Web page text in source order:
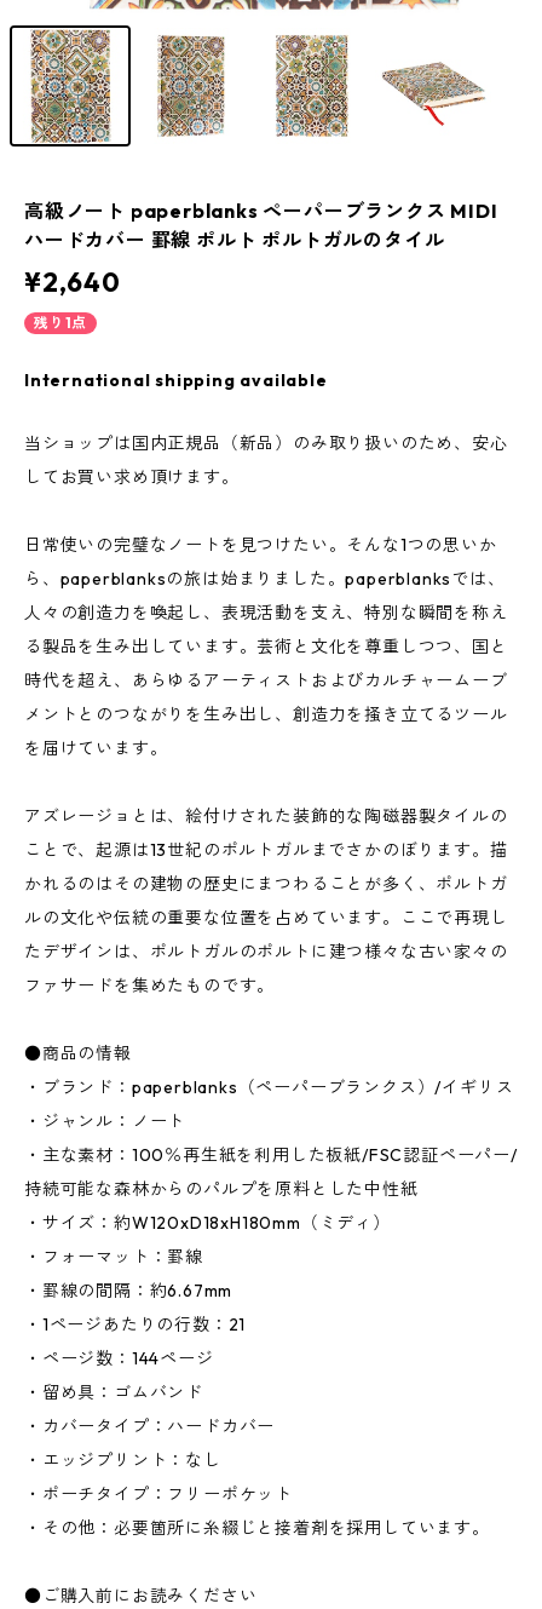
高級ノート paperblanks ペーパーブランクス MIDI
ハードカバー 罫線 ポルト ポルトガルのタイル
¥2,640
残り1点
International shipping available
当ショップは国内正規品（新品）のみ取り扱いのため、安心
してお買い求め頂けます。
日常使いの完璧なノートを見つけたい。そんな1つの思いか
ら、paperblanksの旅は始まりました。paperblanksでは、
人々の創造力を喚起し、表現活動を支え、特別な瞬間を称え
る製品を生み出しています。芸術と文化を尊重しつつ、国と
時代を超え、あらゆるアーティストおよびカルチャームーブ
メントとのつながりを生み出し、創造力を掻き立てるツール
を届けています。
アズレージョとは、絵付けされた装飾的な陶磁器製タイルの
ことで、起源は13世紀のポルトガルまでさかのぼります。描
かれるのはその建物の歴史にまつわることが多く、ポルトガ
ルの文化や伝統の重要な位置を占めています。ここで再現し
たデザインは、ポルトガルのポルトに建つ様々な古い家々の
ファサードを集めたものです。
●商品の情報
・ブランド：paperblanks（ペーパーブランクス）/イギリス
・ジャンル：ノート
・主な素材：100％再生紙を利用した板紙/FSC認証ペーパー/
持続可能な森林からのパルプを原料とした中性紙
・サイズ：約W120xD18xH180mm（ミディ）
・フォーマット：罫線
・罫線の間隔：約6.67mm
・1ページあたりの行数：21
・ページ数：144ページ
・留め具：ゴムバンド
・カバータイプ：ハードカバー
・エッジプリント：なし
・ポーチタイプ：フリーポケット
・その他：必要箇所に糸綴じと接着剤を採用しています。
●ご購入前にお読みください